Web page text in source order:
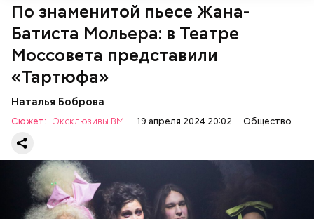
По знаменитой пьесе Жана-
Батиста Мольера: в Театре
Моссовета представили
«Тартюфа»
Наталья Боброва
Сюжет: Эксклюзивы ВМ 19 апреля 2024 20:02 Общество
— Она должна приятно пахнуть. Если дыня не
пахнет, значит, ее созревание ускорили или
сорвали недозревшей. Она может быть мягкой, но
будет безвкусной.